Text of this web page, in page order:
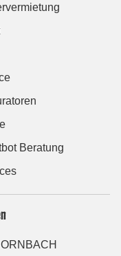
Beratung